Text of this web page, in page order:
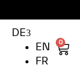
DE
EN
FR
0